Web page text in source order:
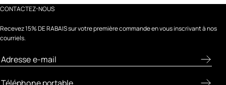
CONTACTEZ-NOUS
Recevez 15% DE RABAIS sur votre première commande en vous inscrivant à nos
courriels.